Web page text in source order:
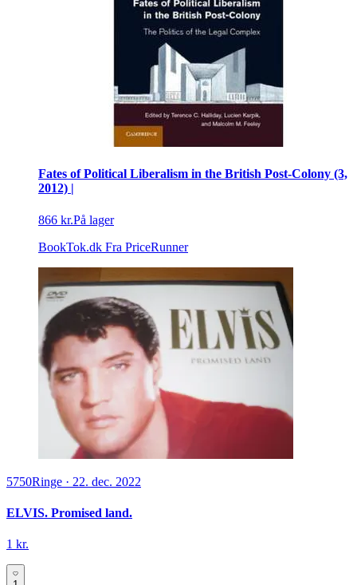
Fates of Political Liberalism in the British Post-Colony (3,
2012) |
866 kr.På lager
BookTok.dk Fra PriceRunner
5750Ringe · 22. dec. 2022
ELVIS. Promised land.
1 kr.